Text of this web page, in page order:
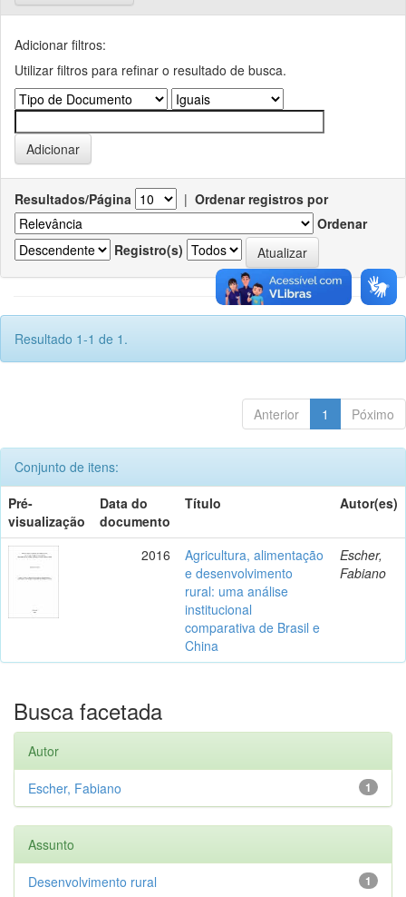
Adicionar filtros:
Utilizar filtros para refinar o resultado de busca.
Resultados/Página | Ordenar registros por
Ordenar
Registro(s)
Resultado 1-1 de 1.
Anterior 1 Póximo
Conjunto de itens:
Pré-
visualização
Data do
documento
Título Autor(es)
2016
Agricultura, alimentação
e desenvolvimento
rural: uma análise
institucional
comparativa de Brasil e
China
Escher,
Fabiano
Busca facetada
Autor
1
Escher, Fabiano
Assunto
1
Desenvolvimento rural